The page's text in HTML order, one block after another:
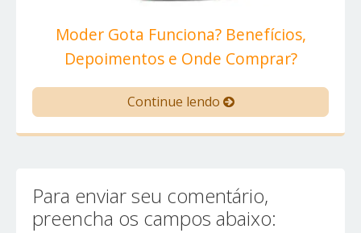
Moder Gota Funciona? Benefícios,
Depoimentos e Onde Comprar?
Continue lendo
Para enviar seu comentário,
preencha os campos abaixo: